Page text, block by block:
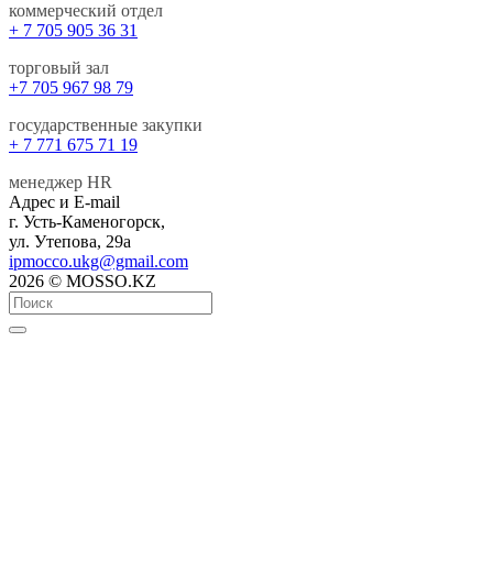
коммерческий отдел
+ 7 705 905 36 31
торговый зал
+7 705 967 98 79
государственные закупки
+ 7 771 675 71 19
менеджер HR
Адрес и E-mail
г. Усть-Каменогорск,
ул. Утепова, 29а
ipmocco.ukg@gmail.com
2026 © MOSSO.KZ